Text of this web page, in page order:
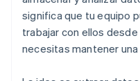
significa que tu equipo
trabajar con ellos desde
necesitas mantener